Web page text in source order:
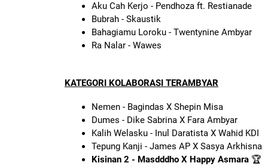
Aku Cah Kerjo - Pendhoza ft. Restianade
Bubrah - Skaustik
Bahagiamu Loroku - Twentynine Ambyar
Ra Nalar - Wawes
KATEGORI KOLABORASI TERAMBYAR
Nemen - Bagindas X Shepin Misa
Dumes - Dike Sabrina X Fara Ambyar
Kalih Welasku - Inul Daratista X Wahid KDI
Tepung Kanji - James AP X Sasya Arkhisna
Kisinan 2 - Masdddho X Happy Asmara 🏆